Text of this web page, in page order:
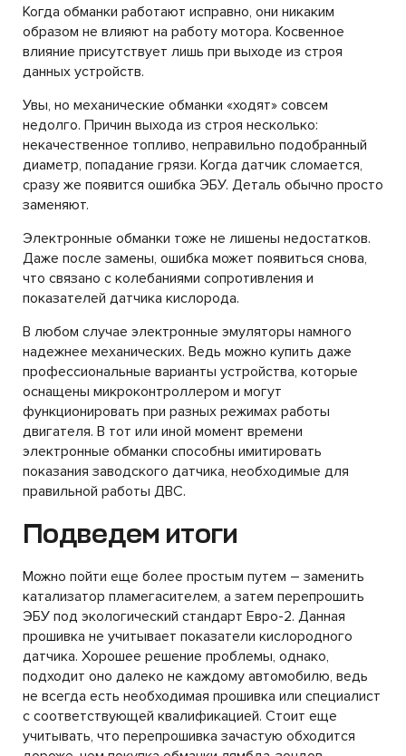
Когда обманки работают исправно, они никаким
образом не влияют на работу мотора. Косвенное
влияние присутствует лишь при выходе из строя
данных устройств.
Увы, но механические обманки «ходят» совсем
недолго. Причин выхода из строя несколько:
некачественное топливо, неправильно подобранный
диаметр, попадание грязи. Когда датчик сломается,
сразу же появится ошибка ЭБУ. Деталь обычно просто
заменяют.
Электронные обманки тоже не лишены недостатков.
Даже после замены, ошибка может появиться снова,
что связано с колебаниями сопротивления и
показателей датчика кислорода.
В любом случае электронные эмуляторы намного
надежнее механических. Ведь можно купить даже
профессиональные варианты устройства, которые
оснащены микроконтроллером и могут
функционировать при разных режимах работы
двигателя. В тот или иной момент времени
электронные обманки способны имитировать
показания заводского датчика, необходимые для
правильной работы ДВС.
Подведем итоги
Можно пойти еще более простым путем – заменить
катализатор пламегасителем, а затем перепрошить
ЭБУ под экологический стандарт Евро-2. Данная
прошивка не учитывает показатели кислородного
датчика. Хорошее решение проблемы, однако,
подходит оно далеко не каждому автомобилю, ведь
не всегда есть необходимая прошивка или специалист
с соответствующей квалификацией. Стоит еще
учитывать, что перепрошивка зачастую обходится